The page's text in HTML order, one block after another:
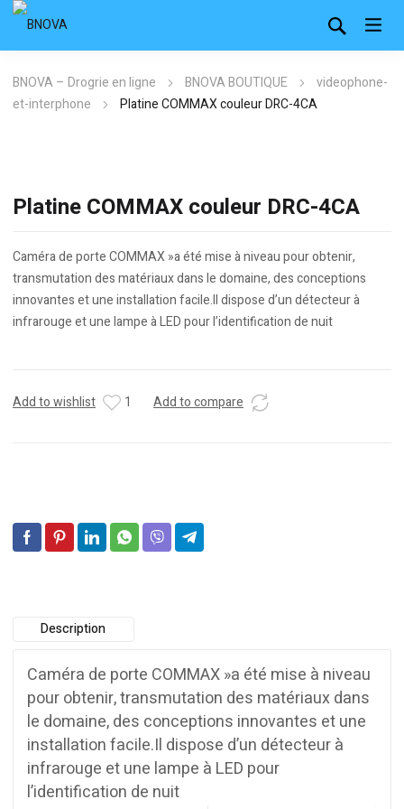
BNOVA – Drogrie en ligne BNOVA BOUTIQUE
videophone-
et-interphone
Platine COMMAX couleur DRC-4CA
Platine COMMAX couleur DRC-4CA
Caméra de porte COMMAX »a été mise à niveau pour obtenir,
transmutation des matériaux dans le domaine, des conceptions
innovantes et une installation facile.Il dispose d’un détecteur à
infrarouge et une lampe à LED pour l’identification de nuit
Add to wishlist 1 Add to compare
Description
Caméra de porte COMMAX »a été mise à niveau
pour obtenir, transmutation des matériaux dans
le domaine, des conceptions innovantes et une
installation facile.Il dispose d’un détecteur à
infrarouge et une lampe à LED pour
l’identification de nuit